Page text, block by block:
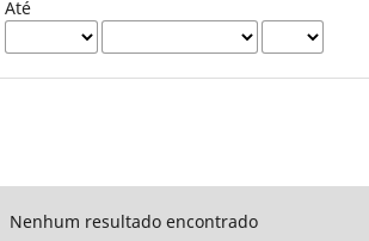
Até
Nenhum resultado encontrado